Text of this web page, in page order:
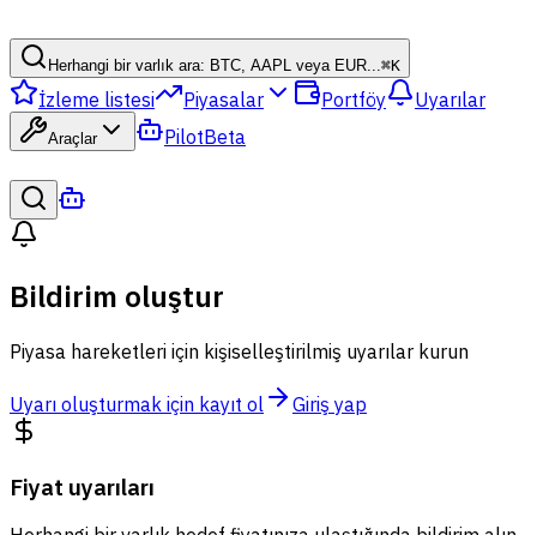
Herhangi bir varlık ara: BTC, AAPL veya EUR...⌘K
İzleme listesi Piyasalar Portföy Uyarılar
Araçlar PilotBeta
Bildirim oluştur
Piyasa hareketleri için kişiselleştirilmiş uyarılar kurun
Uyarı oluşturmak için kayıt ol Giriş yap
Fiyat uyarıları